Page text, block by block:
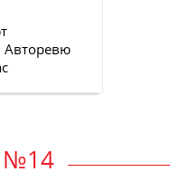
Авторевю
№14